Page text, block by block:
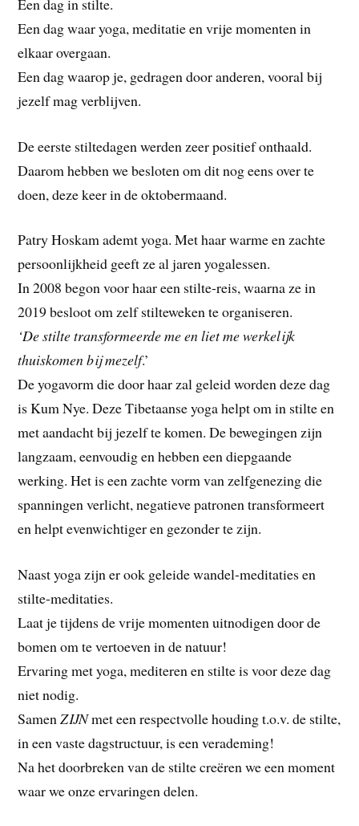
Een dag in stilte.
Een dag waar yoga, meditatie en vrije momenten in
elkaar overgaan.
Een dag waarop je, gedragen door anderen, vooral bij
jezelf mag verblijven.
De eerste stiltedagen werden zeer positief onthaald.
Daarom hebben we besloten om dit nog eens over te
doen, deze keer in de oktobermaand.
Patry Hoskam ademt yoga. Met haar warme en zachte
persoonlijkheid geeft ze al jaren yogalessen.
In 2008 begon voor haar een stilte-reis, waarna ze in
2019 besloot om zelf stilteweken te organiseren.
‘De stilte transformeerde me en liet me werkelijk
thuiskomen bij mezelf.’
De yogavorm die door haar zal geleid worden deze dag
is Kum Nye. Deze Tibetaanse yoga helpt om in stilte en
met aandacht bij jezelf te komen. De bewegingen zijn
langzaam, eenvoudig en hebben een diepgaande
werking. Het is een zachte vorm van zelfgenezing die
spanningen verlicht, negatieve patronen transformeert
en helpt evenwichtiger en gezonder te zijn.
Naast yoga zijn er ook geleide wandel-meditaties en
stilte-meditaties.
Laat je tijdens de vrije momenten uitnodigen door de
bomen om te vertoeven in de natuur!
Ervaring met yoga, mediteren en stilte is voor deze dag
niet nodig.
SamenZIJNmet een respectvolle houding t.o.v. de stilte,
in een vaste dagstructuur, is een verademing!
Na het doorbreken van de stilte creëren we een moment
waar we onze ervaringen delen.